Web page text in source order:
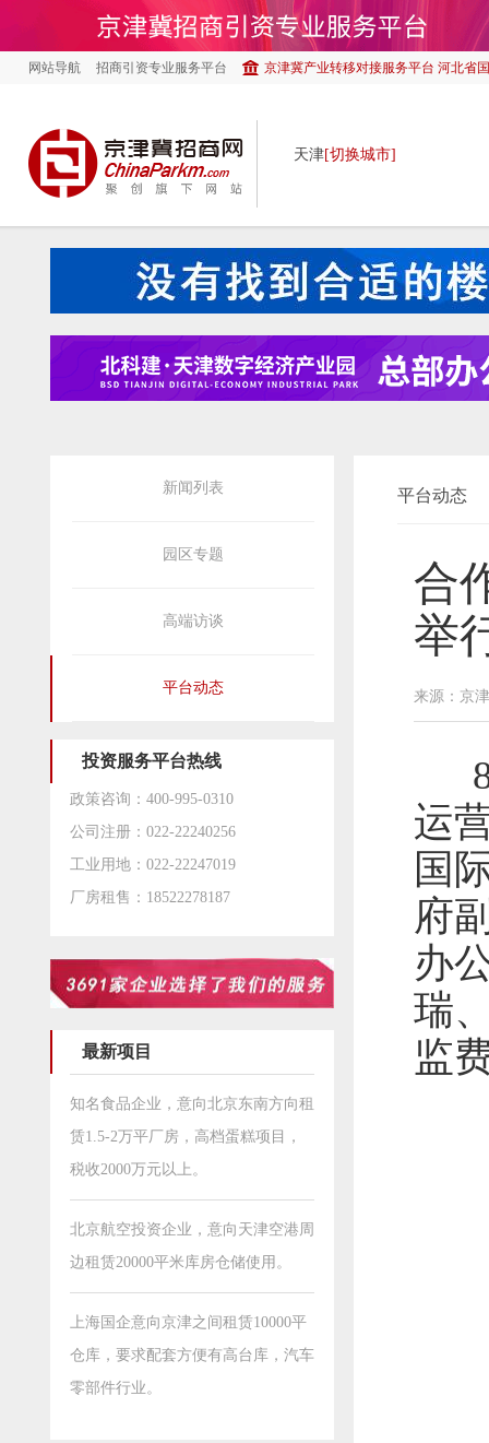
网站导航 招商引资专业服务平台 京津冀产业转移对接服务平台 河北省
天津[切换城市]
新闻列表
园区专题
高端访谈
平台动态
投资服务平台热线
政策咨询：400-995-0310
公司注册：022-22240256
工业用地：022-22247019
厂房租售：18522278187
最新项目
知名食品企业，意向北京东南方向租
赁1.5-2万平厂房，高档蛋糕项目，
税收2000万元以上。
北京航空投资企业，意向天津空港周
边租赁20000平米库房仓储使用。
上海国企意向京津之间租赁10000平
仓库，要求配套方便有高台库，汽车
零部件行业。
平台动态
合
举
来源：京
8
运
国
府
办
瑞
监